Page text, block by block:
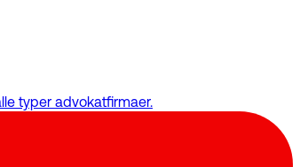
typer advokatfirmaer.